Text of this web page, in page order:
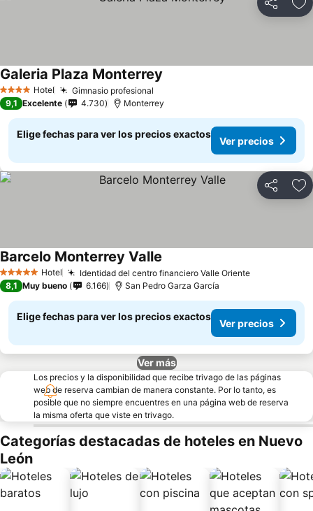
Compartir
4 EstrellasHotel Gimnasio profesional
Galeria Plaza Monterrey
9,1 Excelente 4.730 Monterrey
Elige fechas para ver los precios exactos
Ver precios
Compartir
5 Estrellas Hotel Identidad del centro financiero Valle OrienteVer precios
Barcelo Monterrey Valle
8,1 Muy bueno 6.166 San Pedro Garza García
Elige fechas para ver los precios exactos
Ver precios
Ver más
Los precios y la disponibilidad que recibe trivago de las páginas
web de reserva cambian de manera constante. Por lo tanto, es
posible que no siempre encuentres en una página web de reserva
la misma oferta que viste en trivago.
Categorías destacadas de hoteles en Nuevo
León